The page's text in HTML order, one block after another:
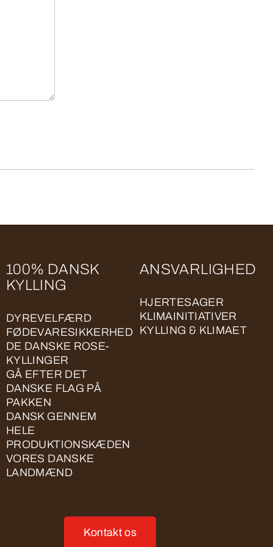
100% DANSK
KYLLING
DYREVELFÆRD
FØDEVARESIKKERHED
DE DANSKE ROSE-
KYLLINGER
GÅ EFTER DET
DANSKE FLAG PÅ
PAKKEN
DANSK GENNEM
HELE
PRODUKTIONSKÆDEN
VORES DANSKE
LANDMÆND
ANSVARLIGHED
HJERTESAGER
KLIMAINITIATIVER
KYLLING & KLIMAET
Kontakt os